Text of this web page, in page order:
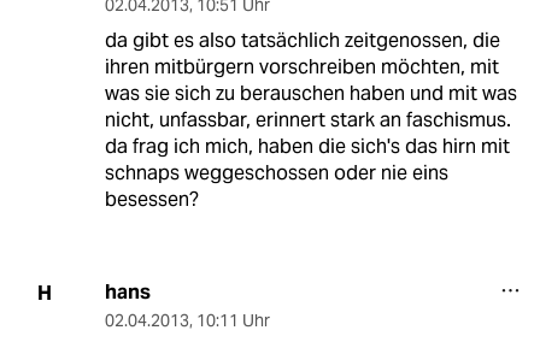
02.04.2013, 10:51 Uhr
da gibt es also tatsächlich zeitgenossen, die
ihren mitbürgern vorschreiben möchten, mit
was sie sich zu berauschen haben und mit was
nicht, unfassbar, erinnert stark an faschismus.
da frag ich mich, haben die sich's das hirn mit
schnaps weggeschossen oder nie eins
besessen?
H hans
02.04.2013, 10:11 Uhr